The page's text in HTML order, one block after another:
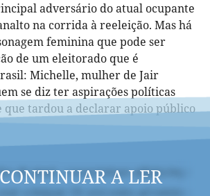
adversário do atual ocupante
na corrida à reeleição. Mas há
feminina que pode ser
de um eleitorado que é
Michelle, mulher de Jair
se diz ter aspirações políticas
que tardou a declarar apoio público
A LER